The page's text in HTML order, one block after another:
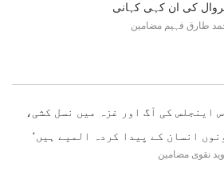
کی ان کہی کہانی
طارق فہیم مضامین
اینجلس کی آگ اور غزہ میں نسل کشی،
انسان کے پیدا کردہ المیے ہیں‘
نقوی مضامین